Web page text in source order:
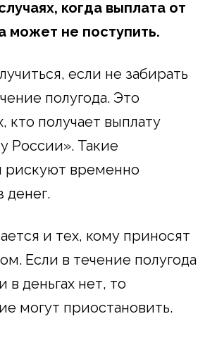
когда выплата от
может не поступить.
если не забирать
полугода. Это
кто получает выплату
России». Такие
рискуют временно
денег.
и тех, кому приносят
Если в течение полугода
в деньгах нет, то
могут приостановить.